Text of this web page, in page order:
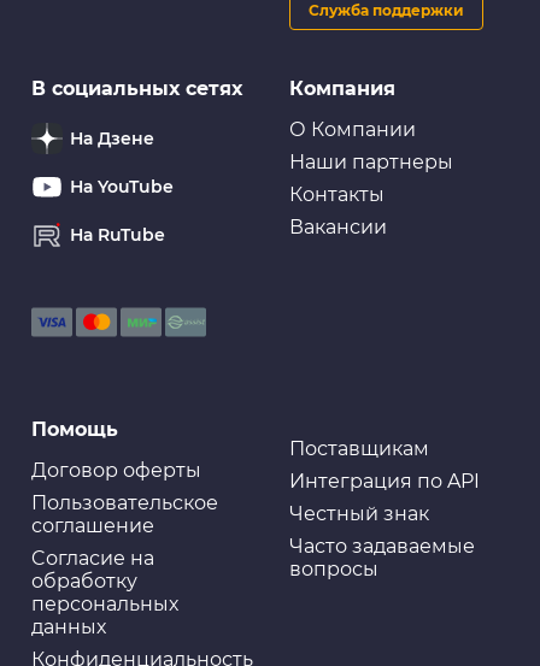
Компания
О Компании
Наши партнеры
Контакты
Вакансии
Помощь
Договор оферты
Пользовательское
соглашение
Cогласие на
обработку
персональных
данных
Конфиденциальность
Поставщикам
Интеграция по API
Честный знак
Часто задаваемые
вопросы
Служба поддержки
В социальных сетях
На Дзене
На YouTube
На RuTube